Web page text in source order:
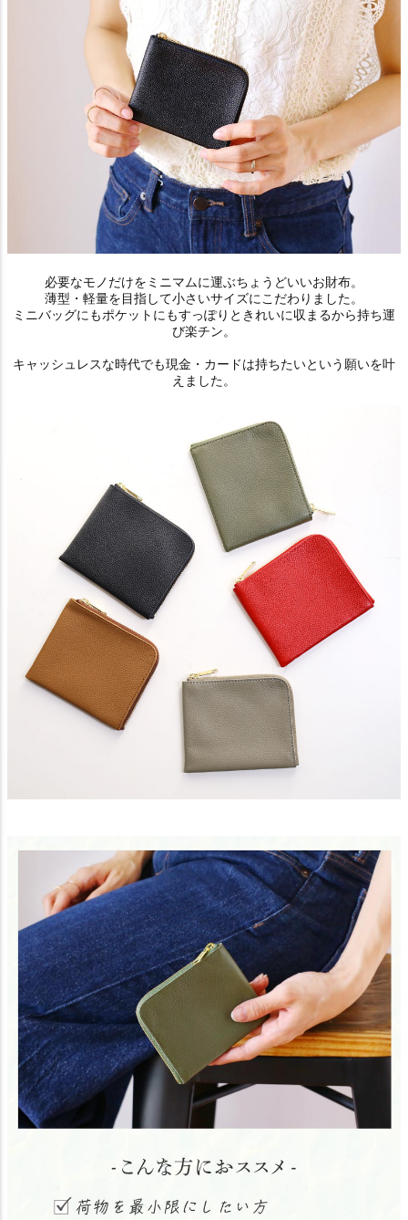
必要なモノだけをミニマムに運ぶちょうどいいお財布。
薄型・軽量を目指して小さいサイズにこだわりました。
ミニバッグにもポケットにもすっぽりときれいに収まるから持ち運
び楽チン。
キャッシュレスな時代でも現金・カードは持ちたいという願いを叶
えました。